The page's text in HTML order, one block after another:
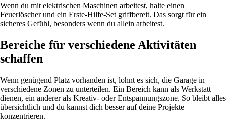
Wenn du mit elektrischen Maschinen arbeitest, halte einen
Feuerlöscher und ein Erste-Hilfe-Set griffbereit. Das sorgt für ein
sicheres Gefühl, besonders wenn du allein arbeitest.
Bereiche für verschiedene Aktivitäten
schaffen
Wenn genügend Platz vorhanden ist, lohnt es sich, die Garage in
verschiedene Zonen zu unterteilen. Ein Bereich kann als Werkstatt
dienen, ein anderer als Kreativ- oder Entspannungszone. So bleibt alles
übersichtlich und du kannst dich besser auf deine Projekte
konzentrieren.